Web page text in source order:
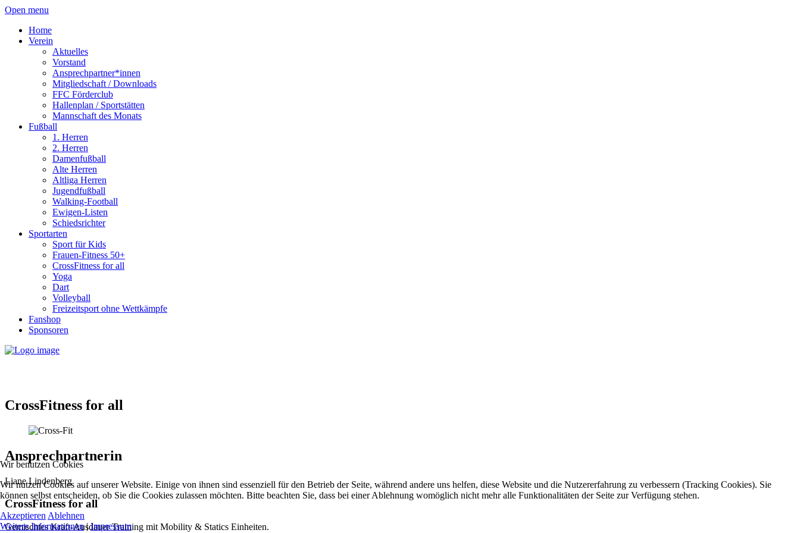
Open menu
Home
Verein
Aktuelles
Vorstand
Ansprechpartner*innen
Mitgliedschaft / Downloads
FFC Förderclub
Hallenplan / Sportstätten
Mannschaft des Monats
Fußball
1. Herren
2. Herren
Damenfußball
Alte Herren
Altliga Herren
Jugendfußball
Walking-Football
Ewigen-Listen
Schiedsrichter
Sportarten
Sport für Kids
Frauen-Fitness 50+
CrossFitness for all
Yoga
Dart
Volleyball
Freizeitsport ohne Wettkämpfe
Fanshop
Sponsoren
CrossFitness for all
Ansprechpartnerin
Liane Lindenberg
CrossFitness for all
Gemischtes Kraft-Ausdauer Training mit Mobility & Statics Einheiten.
Wir benutzen Cookies
Wir nutzen Cookies auf unserer Website. Einige von ihnen sind essenziell für den Betrieb der Seite, während andere uns helfen, diese Website und die Nutzererfahrung zu verbessern (Tracking Cookies). Sie
können selbst entscheiden, ob Sie die Cookies zulassen möchten. Bitte beachten Sie, dass bei einer Ablehnung womöglich nicht mehr alle Funktionalitäten der Seite zur Verfügung stehen.
Akzeptieren Ablehnen
Weitere Informationen|Impressum